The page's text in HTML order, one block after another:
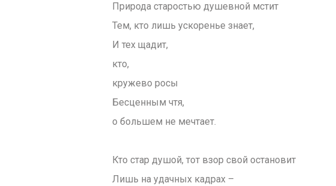
Природа старостью душевной мстит
Тем, кто лишь ускоренье знает,
И тех щадит,
кто,
кружево росы
Бесценным чтя,
о большем не мечтает.
Кто стар душой, тот взор свой остановит
Лишь на удачных кадрах –